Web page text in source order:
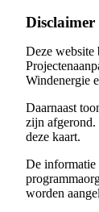
Deze website
Windenergie
Daarnaast
zijn afgerond.
deze kaart.
De informatie
worden